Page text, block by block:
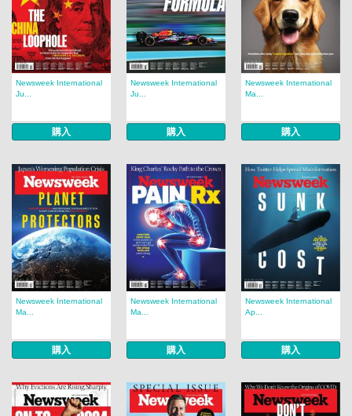
Newsweek International
Ju...
購入
Newsweek International
Ju...
購入
Newsweek International
Ma...
購入
Newsweek International
Ma...
購入
Newsweek International
Ma...
購入
Newsweek International
Ap...
購入